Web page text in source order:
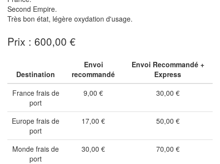
Second Empire.
Très bon état, légère oxydation d'usage.
Prix : 600,00 €
Destination
Envoi
recommandé
Envoi Recommandé +
Express
France frais de
port
9,00 € 30,00 €
Europe frais de
port
17,00 € 50,00 €
Monde frais de
port
30,00 € 70,00 €